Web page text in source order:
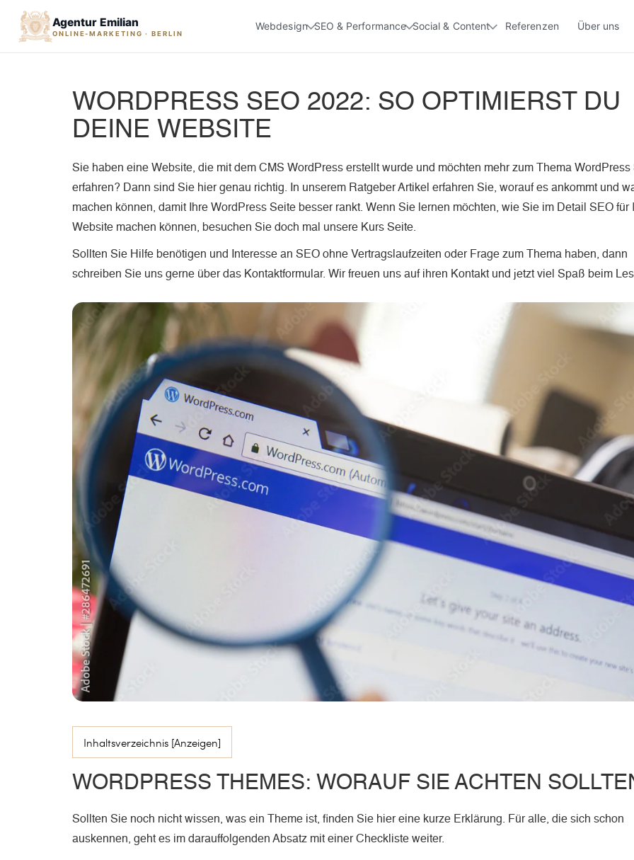
Agentur Emilian
ONLINE-MARKETING · BERLIN
Webdesign SEO & Performance Social & Content Referenzen Über uns
WORDPRESS SEO 2022: SO OPTIMIERST DU
DEINE WEBSITE
Sie haben eine Website, die mit dem CMS WordPress erstellt wurde und möchten mehr zum Thema WordPress
erfahren? Dann sind Sie hier genau richtig. In unserem Ratgeber Artikel erfahren Sie, worauf es ankommt und
machen können, damit Ihre WordPress Seite besser rankt. Wenn Sie lernen möchten, wie Sie im Detail SEO für
Website machen können, besuchen Sie doch mal unsere Kurs Seite.
Sollten Sie Hilfe benötigen und Interesse an SEO ohne Vertragslaufzeiten oder Frage zum Thema haben, dann
schreiben Sie uns gerne über das Kontaktformular. Wir freuen uns auf ihren Kontakt und jetzt viel Spaß beim
Inhaltsverzeichnis [Anzeigen]
WORDPRESS THEMES: WORAUF SIE ACHTEN
Sollten Sie noch nicht wissen, was ein Theme ist, finden Sie hier eine kurze Erklärung. Für alle, die sich schon
auskennen, geht es im darauffolgenden Absatz mit einer Checkliste weiter.